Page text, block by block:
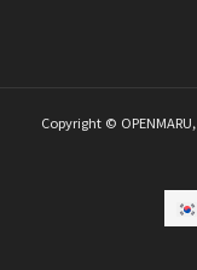
Copyright ©